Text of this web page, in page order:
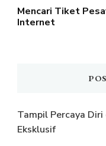
Mencari Tiket
Internet
Tampil Percaya
Eksklusif